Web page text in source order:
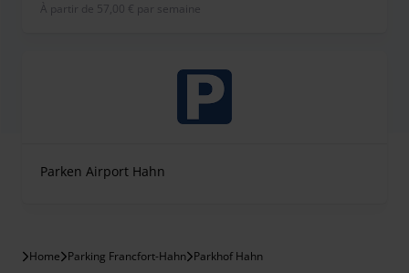
À partir de 57,00 € par semaine
Parken Airport Hahn
Home Parking Francfort-Hahn Parkhof Hahn